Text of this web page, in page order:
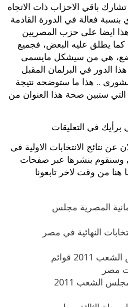
باقي الاحزاب ذات الاتجاه
بنسبة فعالة في الدورة القادمة
ايضا على حزب المصريين
يطلق عليه البعض، فجميع
هي من سيشكل مايسمى
الدور في البرلمان المقبل
.. هذا ما ستوضحه نتيجة
الانتخابات المصرية 2011 التي ستبين صحة هذا العنوان من
في التعليقات
عن نتائج الانتخابات الاولية في
وسنقوم بنشرها عبر صفحات
من وقت لاخر تابعونا
المصرية مجلس
النهائية في مصر
نتيجة انتخابات مجلس الشعب 2011 قوائم
مصر
موعد نتائج انتخابات مجلس الشعب 2011